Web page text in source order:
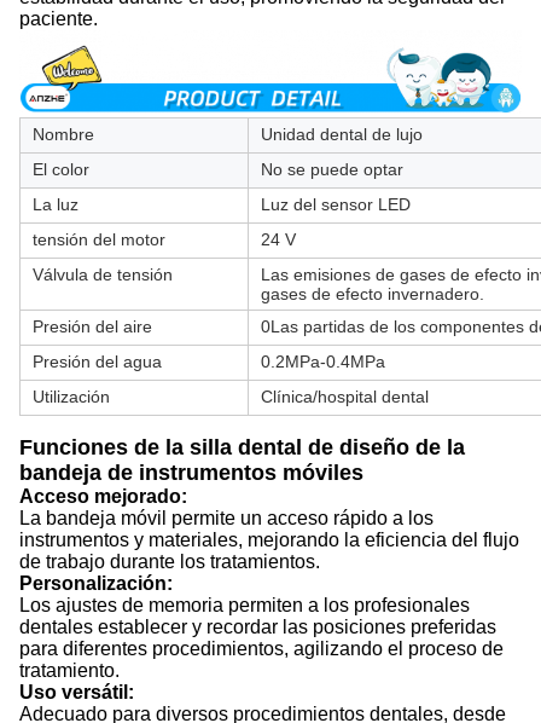
paciente.
Nombre
Unidad dental de lujo
El color
No se puede optar
La luz
Luz del sensor LED
tensión del motor
24 V
Válvula de tensión
Las emisiones de gases de efecto
gases de efecto invernadero.
Presión del aire
0Las partidas de los componentes
Presión del agua
0.2MPa-0.4MPa
Utilización
Clínica/hospital dental
Funciones de la silla dental de diseño de la
bandeja de instrumentos móviles
Acceso mejorado:
La bandeja móvil permite un acceso rápido a los
instrumentos y materiales, mejorando la eficiencia del flujo
de trabajo durante los tratamientos.
Personalización:
Los ajustes de memoria permiten a los profesionales
dentales establecer y recordar las posiciones preferidas
para diferentes procedimientos, agilizando el proceso de
tratamiento.
Uso versátil:
Adecuado para diversos procedimientos dentales, desde